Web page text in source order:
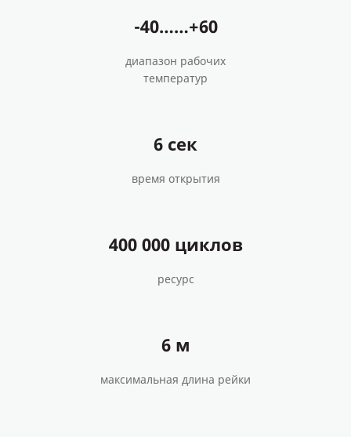
-40……+60
диапазон рабочих
температур
6 сек
время открытия
400 000 циклов
ресурс
6 м
максимальная длина рейки